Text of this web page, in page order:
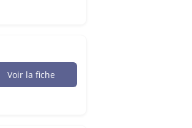
Voir la fiche